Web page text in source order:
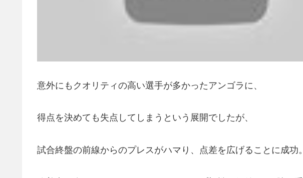
意外にもクオリティの高い選手が多かったアンゴラに、
得点を決めても失点してしまうという展開でしたが、
試合終盤の前線からのプレスがハマり、点差を広げることに成功。